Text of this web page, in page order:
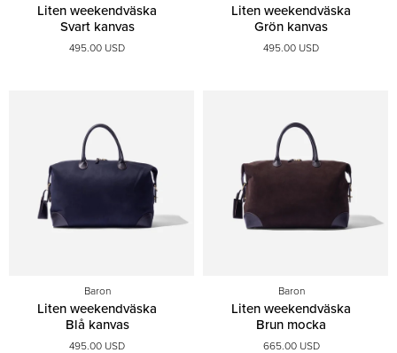
Liten weekendväska
Svart kanvas
495.00 USD
Liten weekendväska
Grön kanvas
495.00 USD
Baron
Liten weekendväska
Blå kanvas
495.00 USD
Baron
Liten weekendväska
Brun mocka
665.00 USD